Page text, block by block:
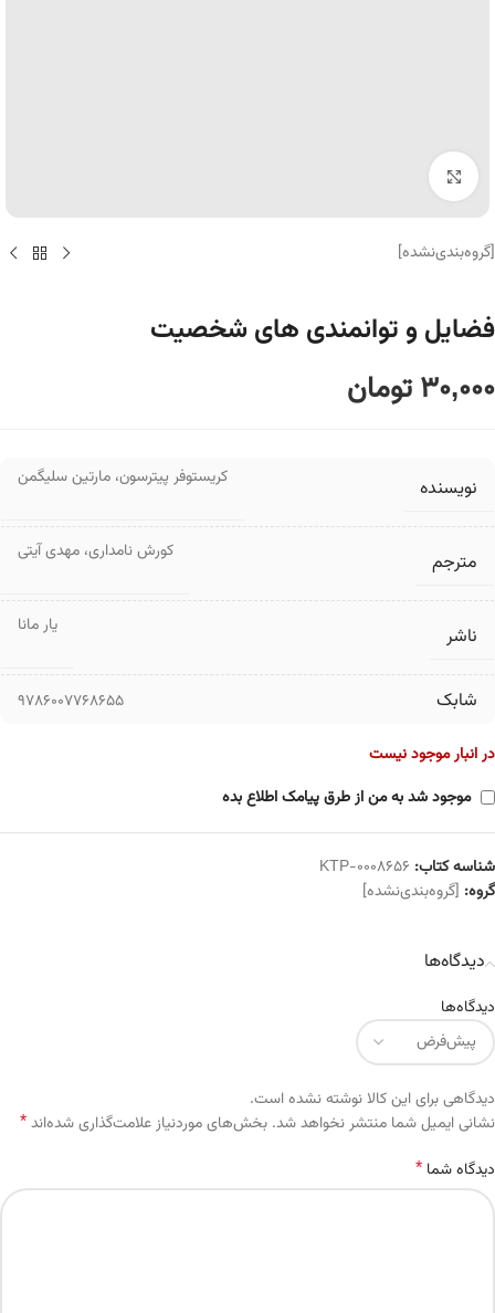
برای بزرگنمایی کلیک کنید
[گروه‌بندی‌نشده]
فضایل و توانمندی های شخصیت
30,000تومان
نویسنده کریستوفر پیترسون، مارتین سلیگمن
مترجم کورش نامداری، مهدی آیتی
ناشر یار مانا
شابک 9786007768655
در انبار موجود نیست
موجود شد به من از طرق پیامک اطلاع بده
شناسه کتاب: KTP-0008656
گروه: [گروه‌بندی‌نشده]
دیدگاه‌ها
دیدگاه‌ها
دیدگاهی برای این کالا نوشته نشده است.
نشانی ایمیل شما منتشر نخواهد شد. بخش‌های موردنیاز علامت‌گذاری شده‌اند*
دیدگاه شما *
Alternative: